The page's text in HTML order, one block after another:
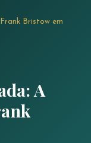
Bristow em
A